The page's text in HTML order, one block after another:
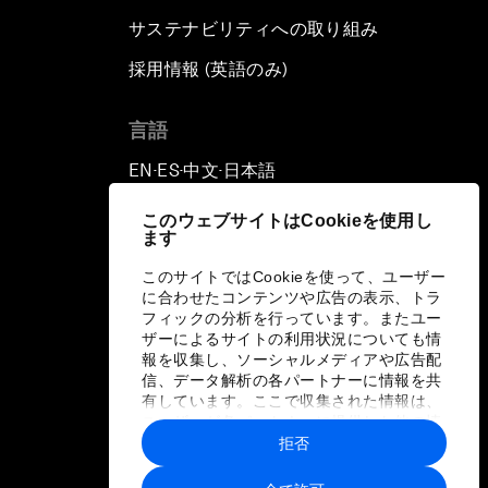
このウェブサイトはCookieを使用し
ます
このサイトではCookieを使って、ユーザー
に合わせたコンテンツや広告の表示、トラ
フィックの分析を行っています。またユー
ザーによるサイトの利用状況についても情
報を収集し、ソーシャルメディアや広告配
信、データ解析の各パートナーに情報を共
有しています。ここで収集された情報は、
ユーザーが各パートナーに提供した他の情
報や各パートナーのサービスを使用した際
に収集された情報と組み合わされ、各パー
トナーによって使用されることがありま
拒否
サステナビリティへの取り組み
採用情報 (英語のみ)
言語
EN ▪ ES▪中文▪ 日本語